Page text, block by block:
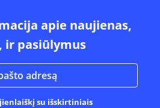
apie naujienas,
ir pasiūlymus
su išskirtiniais